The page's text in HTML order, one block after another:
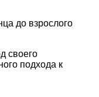
до взрослого
своего
подхода к